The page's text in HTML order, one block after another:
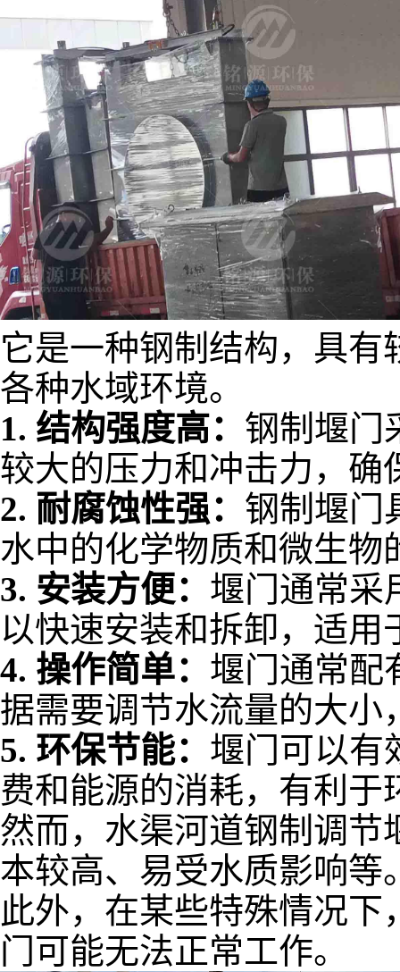
它是一种钢制结构，具
各种水域环境。
1. 结构强度高： 钢制堰门
较大的压力和冲击力，确
2. 耐腐蚀性强： 钢制堰门
水中的化学物质和微生物
3. 安装方便： 堰门通常采
以快速安装和拆卸，适用
4. 操作简单： 堰门通常配
据需要调节水流量的大小
5. 环保节能： 堰门可以有
费和能源的消耗，有利于
然而，水渠河道钢制调节
本较高、易受水质影响等
此外，在某些特殊情况
门可能无法正常工作。